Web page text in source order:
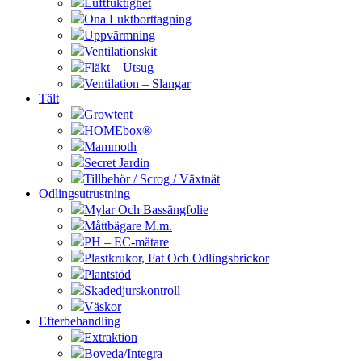
Luftfuktighet
Ona Luktborttagning
Uppvärmning
Ventilationskit
Fläkt – Utsug
Ventilation – Slangar
Tält
Growtent
HOMEbox®
Mammoth
Secret Jardin
Tillbehör / Scrog / Växtnät
Odlingsutrustning
Mylar Och Bassängfolie
Måttbägare M.m.
PH – EC-mätare
Plastkrukor, Fat Och Odlingsbrickor
Plantstöd
Skadedjurskontroll
Väskor
Efterbehandling
Extraktion
Boveda/Integra